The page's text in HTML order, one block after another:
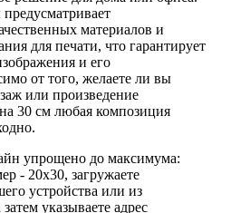
материалов и
для печати, что гарантирует
и его
от того, желаете ли вы
или произведение
30 см любая композиция
упрощено до максимума:
- 20х30, загружаете
устройства или из
указываете адрес